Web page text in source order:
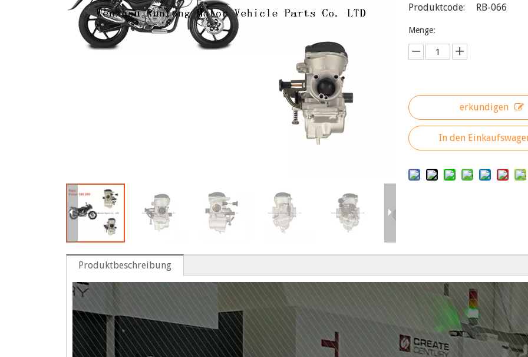
Produktcode:
RB-066
Menge:
erkundigen
In den
Produktbeschreibung